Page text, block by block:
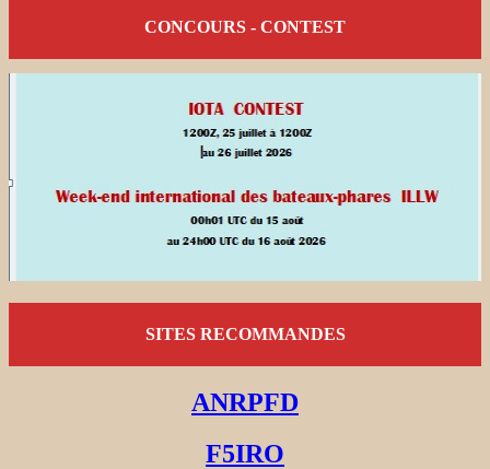
CONCOURS - CONTEST
SITES RECOMMANDES
ANRPFD
F5IRO